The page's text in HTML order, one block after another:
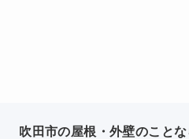
吹田市の屋根・外壁のこと